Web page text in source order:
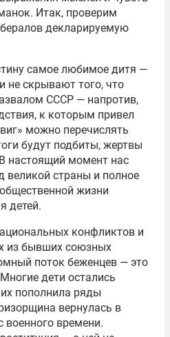
Итак, проверим
декларируемую
самое любимое дитя —
не скрывают того, что
СССР — напротив,
к которым привел
можно перечислять
будут подбиты, жертвы
настоящий момент нас
великой страны и полное
жизни
детей.
конфликтов и
из бывших союзных
поток беженцев — это
дети остались
пополнила ряды
вернулась в
военного времени.